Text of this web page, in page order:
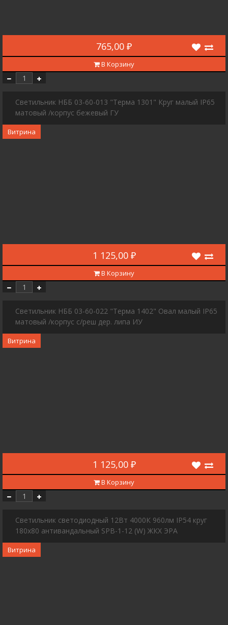
765,00 ₽
В Корзину
Светильник НББ 03-60-013 "Терма 1301" Круг малый IP65
матовый /корпус бежевый ГУ
Витрина
1 125,00 ₽
В Корзину
Светильник НББ 03-60-022 "Терма 1402" Овал малый IP65
матовый /корпус с/реш дер. липа ИУ
Витрина
1 125,00 ₽
В Корзину
Cветильник светодиодный 12Вт 4000К 960лм IP54 круг
180х80 антивандальный SPB-1-12 (W) ЖКХ ЭРА
Витрина